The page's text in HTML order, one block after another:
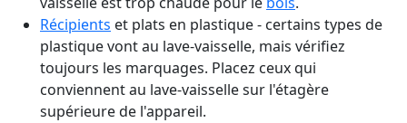
Récipients et plats en plastique - certains types de
plastique vont au lave-vaisselle, mais vérifiez
toujours les marquages. Placez ceux qui
conviennent au lave-vaisselle sur l'étagère
supérieure de l'appareil.